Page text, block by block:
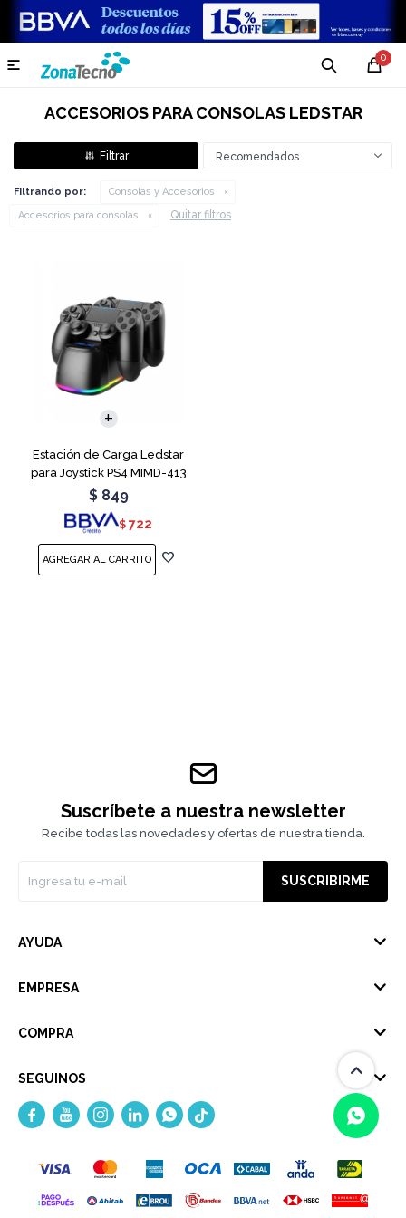
0

ACCESORIOS PARA CONSOLAS LEDSTAR
Recomendados
Filtrando por:
Consolas y Accesorios
Accesorios para consolas
Quitar filtros
Estación de Carga Ledstar
para Joystick PS4 MIMD-413
RGB
$ 849
$ 722
(0/4)
Suscríbete a nuestra newsletter
Recibe todas las novedades y ofertas de nuestra tienda.
SUSCRIBIRME
AYUDA
EMPRESA
COMPRA
SEGUINOS
    